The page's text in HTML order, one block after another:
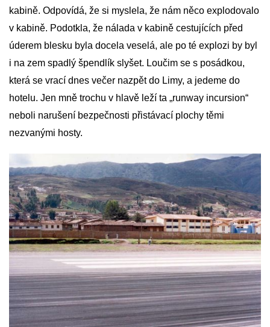
kabině. Odpovídá, že si myslela, že nám něco explodovalo
v kabině. Podotkla, že nálada v kabině cestujících před
úderem blesku byla docela veselá, ale po té explozi by byl
i na zem spadlý špendlík slyšet. Loučim se s posádkou,
která se vrací dnes večer nazpět do Limy, a jedeme do
hotelu. Jen mně trochu v hlavě leží ta „runway incursion“
neboli narušení bezpečnosti přistávací plochy těmi
nezvanými hosty.